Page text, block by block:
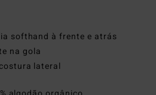
softhand à frente e atrás
na gola
lateral